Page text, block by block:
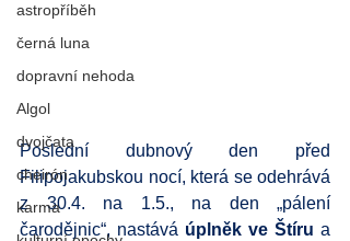
astropříběh
černá luna
dopravní nehoda
Algol
dvojčata
cheirón
karma
Poslední dubnový den před
Filipojakubskou nocí, která se odehrává
z 30.4. na 1.5., na den „pálení
čarodějnic“, nastává úplněk ve Štíru a